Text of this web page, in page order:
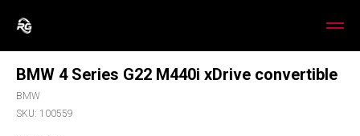
BMW 4 Series G22 M440i xDrive convertible
BMW
SKU: 100559